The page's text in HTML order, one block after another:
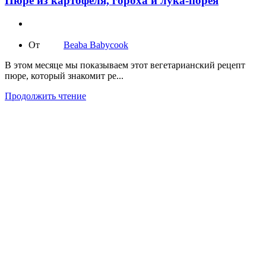
От
Beaba Babycook
В этом месяце мы показываем этот вегетарианский рецепт
пюре, который знакомит ре...
Продолжить чтение